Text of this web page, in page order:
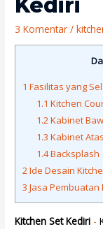
3 Komentar /
1 Fasilitas yang
1.1 Kitchen
1.2Kabinet
1.3 Kabinet
1.4Backsplash
2Ide Desain
3 Jasa Pembuatan
Kitchen Set Kediri -